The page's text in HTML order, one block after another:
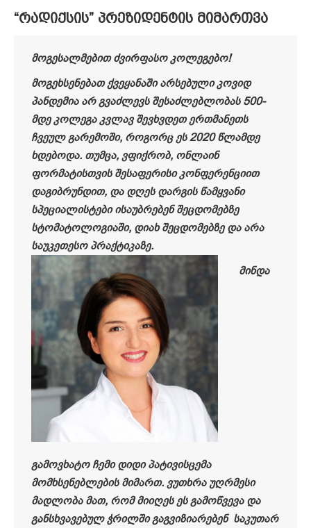
“რადიქსის” პრეზიდენტის მიმართვა
მოგესალმებით ძვირფასო კოლეგებო!
მოგეხსენებათ ქვეყანაში არსებული კოვიდ
პანდემია არ გვაძლევს შესაძლებლობას 500-
მდე კოლეგა კვლავ შევხვდეთ ერთმანეთს
ჩვეულ გარემოში, როგორც ეს 2020 წლამდე
ხდებოდა. თუმცა, ვფიქრობ, ონლაინ
ფორმატისთვის შესაფერისი კონფერენციით
დაგიბრუნდით, და დღეს დარგის წამყვანი
სპეციალისტები ისაუბრებენ შეცდომებზე
სტომატოლოგიაში, დიახ შეცდომებზე და არა
საუკეთესო პრაქტიკაზე.
მინდა
გამოვხატო ჩემი დიდი პატივისცემა
მომხსენებლების მიმართ. ვუთხრა უღრმესი
მადლობა მათ, რომ მიიღეს ეს გამოწვევა და
განსხვავებულ ჭრილში გაგვიზიარებენ საკუთარ